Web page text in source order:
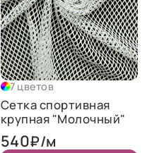
7 цветов
Сетка спортивная
крупная "Молочный"
540₽/м